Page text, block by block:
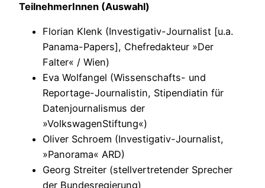
TeilnehmerInnen (Auswahl)
Florian Klenk (Investigativ-Journalist [u.a.
Panama-Papers], Chefredakteur »Der
Falter« / Wien)
Eva Wolfangel (Wissenschafts- und
Reportage-Journalistin, Stipendiatin für
Datenjournalismus der
»VolkswagenStiftung«)
Oliver Schroem (Investigativ-Journalist,
»Panorama« ARD)
Georg Streiter (stellvertretender Sprecher
der Bundesregierung)